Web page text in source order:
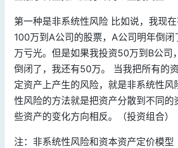
第一种是非系统性风险 比如说，我现
100万到A公司的股票，A公司明年倒闭
万亏光。但是如果我投资50万到B公司
倒闭了，我还有50万。 当我把所有的
定资产上产生的风险，就是非系统性风
性风险的方法就是把资产分散到不同的
些资产的变化方向相反。（投资组合）
注：非系统性风险和资本资产定价模型